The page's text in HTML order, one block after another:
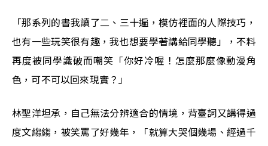
「那系列的書我讀了二、三十遍，模仿裡面的人際技巧，
也有一些玩笑很有趣，我也想要學著講給同學聽」，不料
再度被同學識破而嘲笑「你好冷喔！怎麼那麼像動漫角
色，可不可以回來現實？」
林聖洋坦承，自己無法分辨適合的情境，背臺詞又講得過
度文縐縐，被笑罵了好幾年，「就算大哭個幾場、經過千